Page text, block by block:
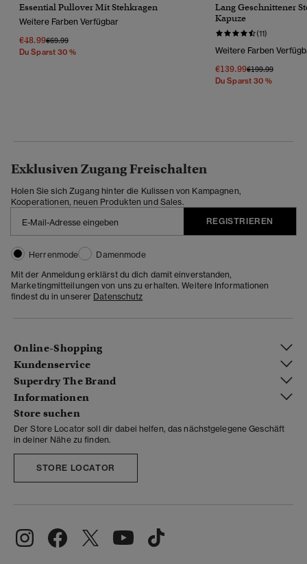
Essential Pullover Mit Stehkragen
Weitere Farben Verfügbar
€48.99Preis Wurde Reduziert Von
€69.99Bis
Du Sparst 30 %
Lang Geschnittener
Kapuze
(11)
Weitere Farben
€139.99Preis Wurde
€199.99Bis
Du Sparst 30 %
Exklusiven Zugang Freischalten
Holen Sie sich Zugang hinter die Kulissen von Kampagnen,
Kooperationen, neuen Produkten und Sales.
REGISTRIEREN
Herrenmode
Damenmode
Mit der Anmeldung erklärst du dich damit einverstanden,
Marketingmitteilungen von uns zu erhalten. Weitere Informationen
findest du in unserer Datenschutz
Online-Shopping
Kundenservice
Superdry The Brand
Informationen
Store suchen
Der Store Locator soll dir dabei helfen, das nächstgelegene Geschäft
in deiner Nähe zu finden.
STORE LOCATOR